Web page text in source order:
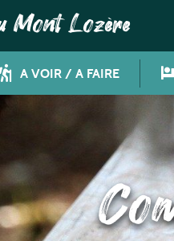
Mont Lozère
A VOIR / A FAIRE